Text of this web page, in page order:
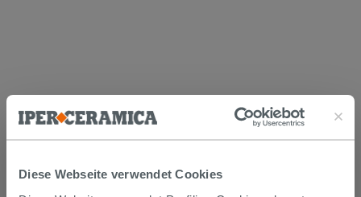
Diese Webseite verwendet Cookies
KUNDEN, DIE DIESEN ARTIKEL
GEKAUFT HABEN, KAUFTEN
AUCH...